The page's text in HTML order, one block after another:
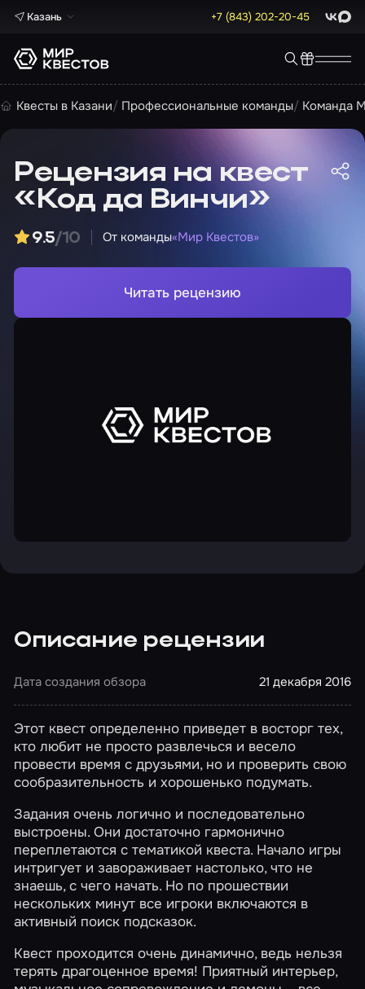
Казань +7 (843) 202-20-45 Max
Квесты в Казани Профессиональные команды Команда
Рецензия на квест
«Код да Винчи»
9.5/10 От команды«Мир Квестов»
Читать рецензию
Описание рецензии
Дата создания обзора 21 декабря 2016
Этот квест определенно приведет в восторг тех,
кто любит не просто развлечься и весело
провести время с друзьями, но и проверить свою
сообразительность и хорошенько подумать.
Задания очень логично и последовательно
выстроены. Они достаточно гармонично
переплетаются с тематикой квеста. Начало игры
интригует и завораживает настолько, что не
знаешь, с чего начать. Но по прошествии
нескольких минут все игроки включаются в
активный поиск подсказок.
Квест проходится очень динамично, ведь нельзя
терять драгоценное время! Приятный интерьер,